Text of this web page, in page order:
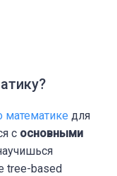
математике для
с основными
tree-based